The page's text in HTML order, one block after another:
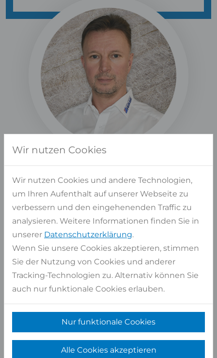
Albert Platte
ABTEILUNGSLEITER VERKAUF
SHOP SERVICE
Kontakt
Händler, Steinmetze und Ausstellungen in
Ihrer Nähe
Beanstandung/Retoure
Wir nutzen Cookies
Wir nutzen Cookies und andere Technologien,
um Ihren Aufenthalt auf unserer Webseite zu
verbessern und den eingehenenden Traffic zu
analysieren. Weitere Informationen finden Sie in
unserer Datenschutzerklärung.
Wenn Sie unsere Cookies akzeptieren, stimmen
Sie der Nutzung von Cookies und anderer
Tracking-Technologien zu. Alternativ können Sie
auch nur funktionale Cookies erlauben.
Nur funktionale Cookies
Alle Cookies akzeptieren